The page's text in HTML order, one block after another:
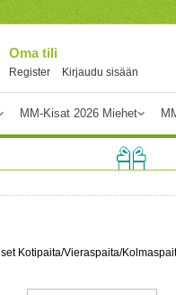
Oma tili
Register Kirjaudu sisään
MM-Kisat 2026 Miehet
Kotipaita/Vieraspaita/